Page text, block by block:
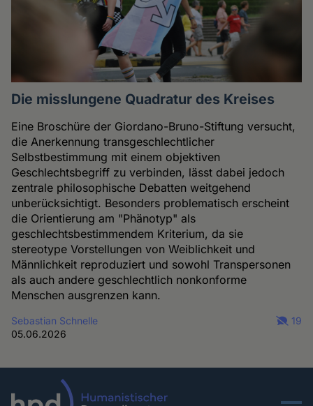
Die misslungene Quadratur des Kreises
Eine Broschüre der Giordano-Bruno-Stiftung versucht,
die Anerkennung transgeschlechtlicher
Selbstbestimmung mit einem objektiven
Geschlechtsbegriff zu verbinden, lässt dabei jedoch
zentrale philosophische Debatten weitgehend
unberücksichtigt. Besonders problematisch erscheint
die Orientierung am "Phänotyp" als
geschlechtsbestimmendem Kriterium, da sie
stereotype Vorstellungen von Weiblichkeit und
Männlichkeit reproduziert und sowohl Transpersonen
als auch andere geschlechtlich nonkonforme
Menschen ausgrenzen kann.
Sebastian Schnelle
05.06.2026
19